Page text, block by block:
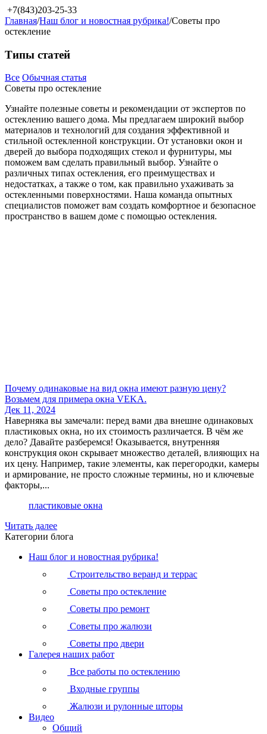
+7(843)203-25-33
Главная/Наш блог и новостная рубрика!/Советы про
остекление
Типы статей
Все Обычная статья
Советы про остекление
Узнайте полезные советы и рекомендации от экспертов по
остеклению вашего дома. Мы предлагаем широкий выбор
материалов и технологий для создания эффективной и
стильной остекленной конструкции. От установки окон и
дверей до выбора подходящих стекол и фурнитуры, мы
поможем вам сделать правильный выбор. Узнайте о
различных типах остекления, его преимуществах и
недостатках, а также о том, как правильно ухаживать за
остекленными поверхностями. Наша команда опытных
специалистов поможет вам создать комфортное и безопасное
пространство в вашем доме с помощью остекления.
Почему одинаковые на вид окна имеют разную цену?
Возьмем для примера окна VEKA.
Дек 11, 2024
Наверняка вы замечали: перед вами два внешне одинаковых
пластиковых окна, но их стоимость различается. В чём же
дело? Давайте разберемся! Оказывается, внутренняя
конструкция окон скрывает множество деталей, влияющих на
их цену. Например, такие элементы, как перегородки, камеры
и армирование, не просто сложные термины, но и ключевые
факторы,...
пластиковые окна
Читать далее
Категории блога
Наш блог и новостная рубрика!
Строительство веранд и террас
Советы про остекление
Советы про ремонт
Советы про жалюзи
Советы про двери
Галерея наших работ
Все работы по остеклению
Входные группы
Жалюзи и рулонные шторы
Видео
Общий